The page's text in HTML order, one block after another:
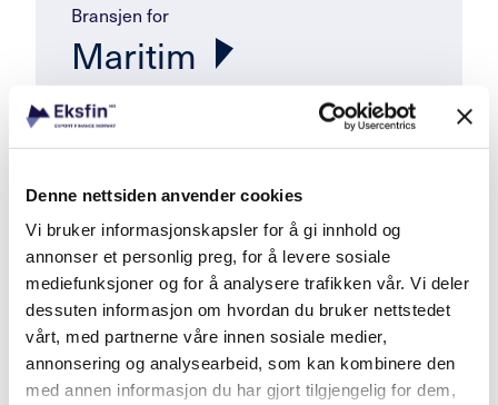
Denne nettsiden anvender cookies
Vi bruker informasjonskapsler for å gi innhold og
annonser et personlig preg, for å levere sosiale
mediefunksjoner og for å analysere trafikken vår. Vi deler
dessuten informasjon om hvordan du bruker nettstedet
vårt, med partnerne våre innen sosiale medier,
annonsering og analysearbeid, som kan kombinere den
med annen informasjon du har gjort tilgjengelig for dem,
Bransjen for
Maritim
Fiskeri
Bransjen for
Energi